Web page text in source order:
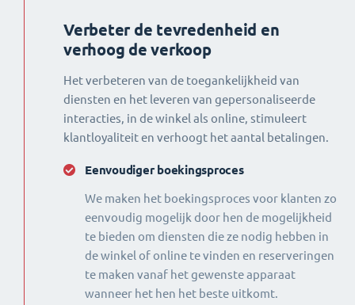
Verbeter de tevredenheid en
verhoog de verkoop
Het verbeteren van de toegankelijkheid van
diensten en het leveren van gepersonaliseerde
interacties, in de winkel als online, stimuleert
klantloyaliteit en verhoogt het aantal betalingen.
Eenvoudiger boekingsproces
We maken het boekingsproces voor klanten zo
eenvoudig mogelijk door hen de mogelijkheid
te bieden om diensten die ze nodig hebben in
de winkel of online te vinden en reserveringen
te maken vanaf het gewenste apparaat
wanneer het hen het beste uitkomt.